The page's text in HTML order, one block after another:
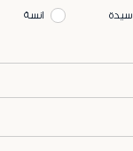
سيدة انسة